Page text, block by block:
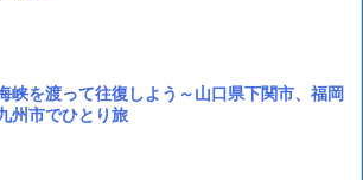
峡を渡って往復しよう～山口県下関市、福岡
州市でひとり旅